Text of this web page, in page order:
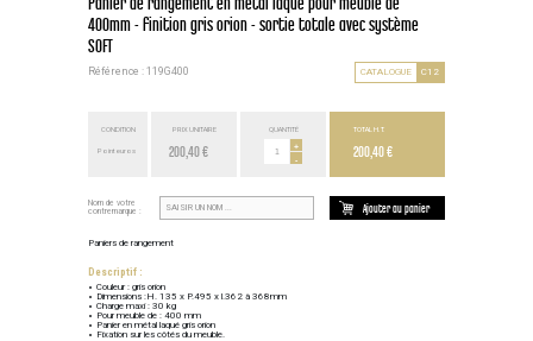
400mm - finition gris orion - sortie totale avec système
SOFT
Référence : 119G400 CATALOGUE C12
CONDITION
Point euros
PRIX UNITAIRE
200,40 €
QUANTITÉ
+
-
TOTAL H.T.
200,40 €
Nom de votre
contremarque :
Ajouter au panier
Paniers de rangement
Descriptif :
Couleur : gris orion
Dimensions :H. 135 x P.495 x l.362 à 368mm
Charge maxi : 30 kg
Pour meuble de : 400 mm
Panier en métal laqué gris orion
Fixation sur les côtés du meuble.